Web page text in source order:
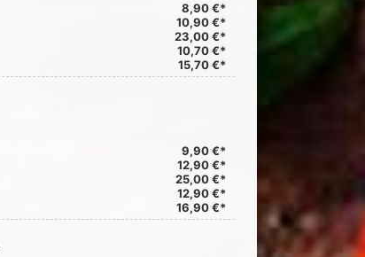
8,90 €*
10,90 €*
23,00 €*
10,70 €*
15,70 €*
9,90 €*
12,90 €*
25,00 €*
12,90 €*
16,90 €*